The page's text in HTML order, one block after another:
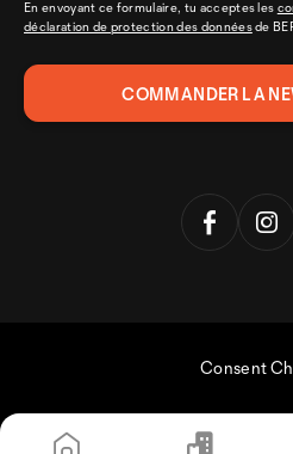
En envoyant ce formulaire, tu acceptes les
déclaration de protection des donnéesde
Consent